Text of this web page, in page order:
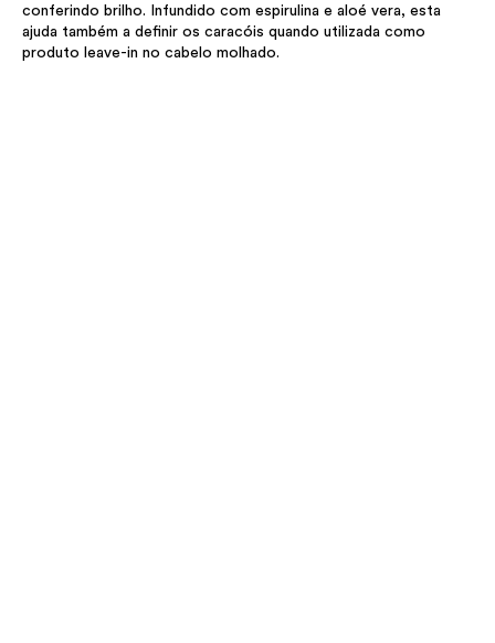
conferindo brilho. Infundido com espirulina e aloé vera, esta
ajuda também a definir os caracóis quando utilizada como
produto leave-in no cabelo molhado.